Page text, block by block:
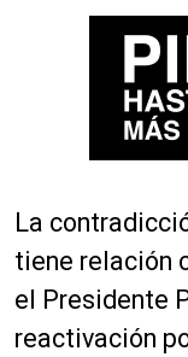
La
tiene relación
el Presidente
reactivación